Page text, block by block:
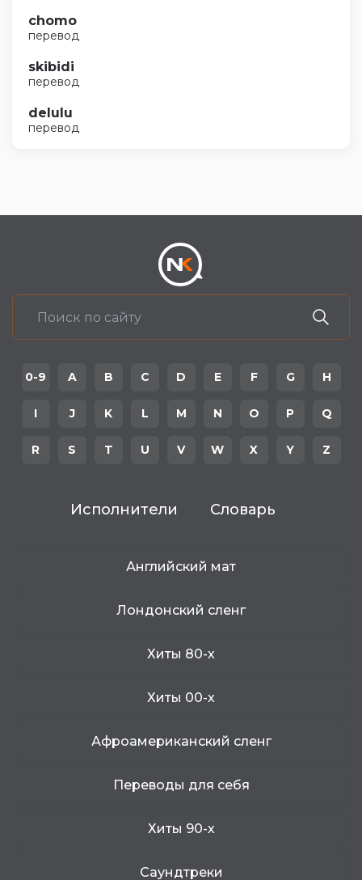
chomo
перевод
skibidi
перевод
delulu
перевод
0-9 A B C D E F G H
I J K L M N O P Q
R S T U V W X Y Z
Исполнители Словарь
Английский мат
Лондонский сленг
Хиты 80-х
Хиты 00-х
Афроамериканский сленг
Переводы для себя
Хиты 90-х
Саундтреки